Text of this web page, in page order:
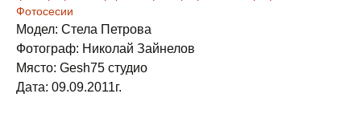
Фотосесии
Модел: Стела Петрова
Фотограф: Николай Зайнелов
Място: Gesh75 студио
Дата: 09.09.2011г.